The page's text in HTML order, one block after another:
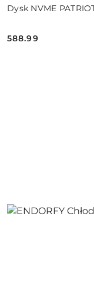
Dysk NVME
Cena:
588.99